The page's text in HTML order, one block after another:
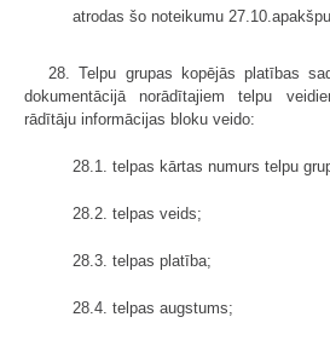
atrodas šo noteikumu
28. Telpu grupas kopējās platības
dokumentācijā norādītajiem telpu
rādītāju informācijas bloku veido:
28.1. telpas kārtas numurs telpu
28.2. telpas veids;
28.3. telpas platība;
28.4. telpas augstums;